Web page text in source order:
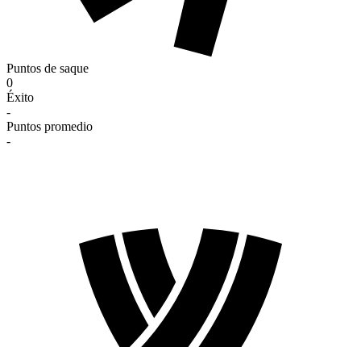
Puntos de saque
0
Éxito
-
Puntos promedio
-